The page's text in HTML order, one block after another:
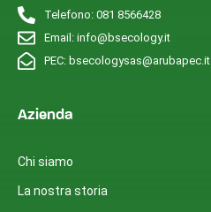
Telefono: 081 8566428
Email: info@bsecology.it
PEC: bsecologysas@arubapec.it
Azienda
Chi siamo
La nostra storia